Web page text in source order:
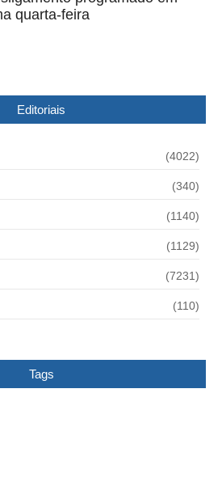
quarta-feira
Editoriais
(4022)
(340)
(1140)
(1129)
(7231)
(110)
Tags